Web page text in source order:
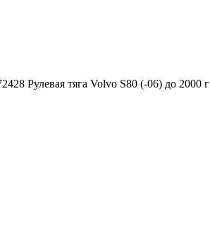
Рулевая тяга Volvo S80 (-06) до 2000 г